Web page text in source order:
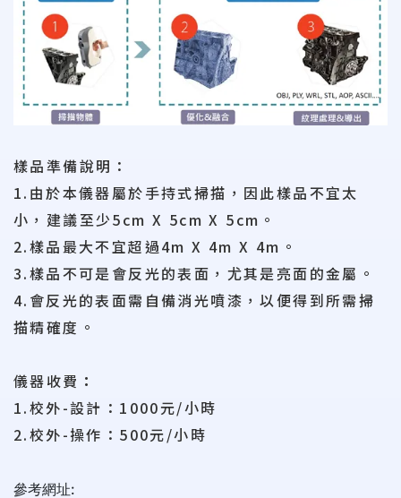
樣品準備說明：
1.由於本儀器屬於手持式掃描，因此樣品不宜太
小，建議至少5cm X 5cm X 5cm。
2.樣品最大不宜超過4m X 4m X 4m。
3.樣品不可是會反光的表面，尤其是亮面的金屬。
4.會反光的表面需自備消光噴漆，以便得到所需掃
描精確度。
儀器收費 ：
1.校外-設計：1000元/小時
2.校外-操作：500元/小時
參考網址: